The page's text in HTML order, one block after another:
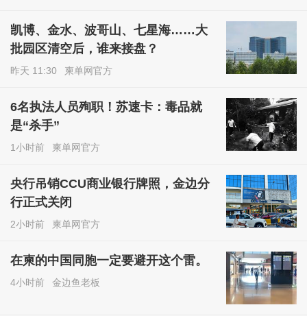
凯博、金水、波哥山、七星海……大
批园区清空后，谁来接盘？
昨天 11:30 柬单网官方
6名执法人员殉职！苏速卡：毒品就
是“杀手”
1小时前 柬单网官方
央行吊销CCU商业银行牌照，金边分
行正式关闭
2小时前 柬单网官方
在柬的中国同胞一定要避开这个雷。
4小时前 金边鱼老板